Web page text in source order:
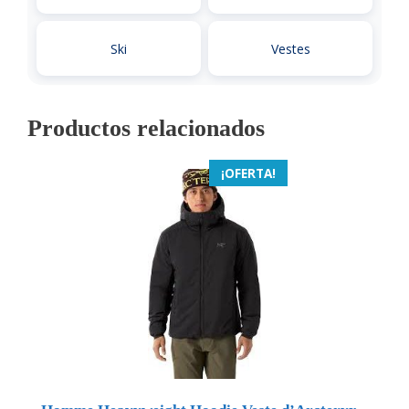
Ski Vestes
Productos relacionados
¡OFERTA!